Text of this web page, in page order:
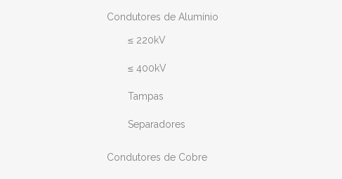
Condutores de Alumínio
≤ 220kV
≤ 400kV
Tampas
Separadores
Condutores de Cobre